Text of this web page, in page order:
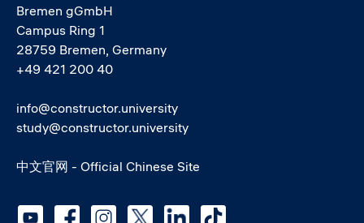
Bremen gGmbH
Campus Ring 1
28759 Bremen, Germany
+49 421 200 40
info@constructor.university
study@constructor.university
中文官网 - Official Chinese Site
Social media